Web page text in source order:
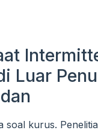
Luar
soal kurus.